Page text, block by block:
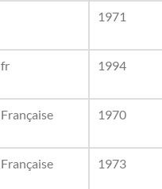
1971
fr 1994
Française 1970
Française 1973